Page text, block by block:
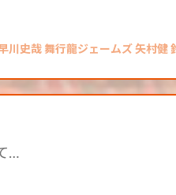
川史哉 舞行龍ジェームズ 矢村健
…